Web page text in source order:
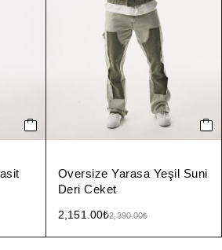
Oversize Yarasa Yeşil Suni
Deri Ceket
2,390.00₺
2,151.00₺